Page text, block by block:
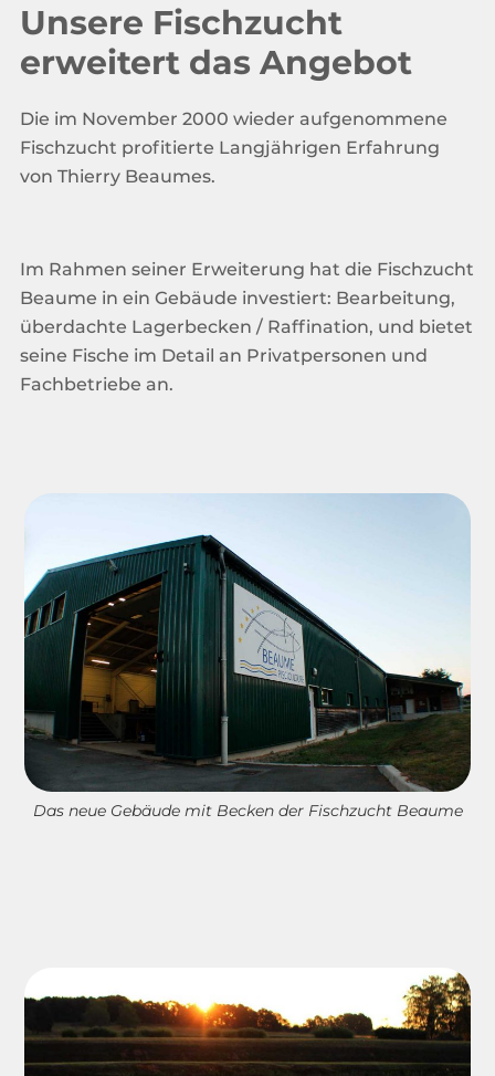
Unsere Fischzucht
erweitert das Angebot
Die im November 2000 wieder aufgenommene
Fischzucht profitierte Langjährigen Erfahrung
von Thierry Beaumes.
Im Rahmen seiner Erweiterung hat die Fischzucht
Beaume in ein Gebäude investiert: Bearbeitung,
überdachte Lagerbecken / Raffination, und bietet
seine Fische im Detail an Privatpersonen und
Fachbetriebe an.
Das neue Gebäude mit Becken der Fischzucht Beaume